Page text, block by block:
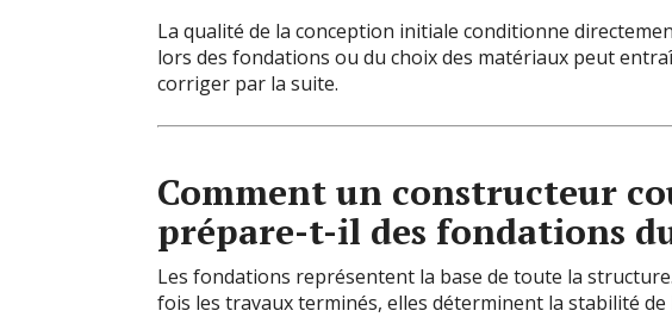
La qualité de la conception initiale conditionne
lors des fondations ou du choix des matériaux peut
corriger par la suite.
Comment un constructeur
prépare-t-il des fondations
Les fondations représentent la base de toute la
fois les travaux terminés, elles déterminent la stabilité de